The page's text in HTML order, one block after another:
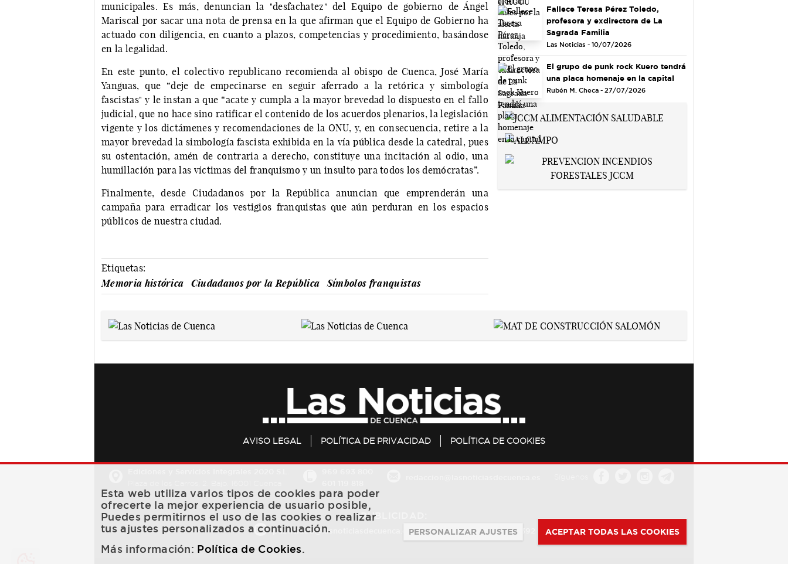
municipales. Es más, denuncian la "desfachatez" del Equipo de gobierno de Ángel
Mariscal por sacar una nota de prensa en la que afirman que el Equipo de Gobierno ha
actuado con diligencia, en cuanto a plazos, competencias y procedimiento, basándose
en la legalidad.
En este punto, el colectivo republicano recomienda al obispo de Cuenca, José María
Yanguas, que “deje de empecinarse en seguir aferrado a la retórica y simbología
fascistas" y le instan a que “acate y cumpla a la mayor brevedad lo dispuesto en el fallo
judicial, que no hace sino ratificar el contenido de los acuerdos plenarios, la legislación
vigente y los dictámenes y recomendaciones de la ONU, y, en consecuencia, retire a la
mayor brevedad la simbología fascista exhibida en la vía pública desde la catedral, pues
su ostentación, amén de contraria a derecho, constituye una incitación al odio, una
humillación para las víctimas del franquismo y un insulto para todos los demócratas”.
Finalmente, desde Ciudadanos por la República anuncian que emprenderán una
campaña para erradicar los vestigios franquistas que aún perduran en los espacios
públicos de nuestra ciudad.
Etiquetas:
Memoria histórica
Ciudadanos por la República Símbolos franquistas
Fallece Teresa Pérez Toledo,
profesora y exdirectora de La
Sagrada Familia
Las Noticias - 10/07/2026
El grupo de punk rock Kuero tendrá
una placa homenaje en la capital
Rubén M. Checa - 27/07/2026
AVISO LEGAL POLÍTICA DE PRIVACIDAD POLÍTICA DE COOKIES
PUBLICIDAD:
publicidad@lasnoticiasdecuenca.es 684 126 573 / 670 726 392
Esta web utiliza varios tipos de cookies para poder
ofrecerte la mejor experiencia de usuario posible,
Puedes permitirnos el uso de las cookies o realizar
tus ajustes personalizados a continuación.
Más información: Política de Cookies.
PERSONALIZAR AJUSTES ACEPTAR TODAS LAS COOKIES